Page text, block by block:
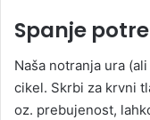
Spanje
Naša notranja ura
cikel. Skrbi za krvni
oz. prebujenost,